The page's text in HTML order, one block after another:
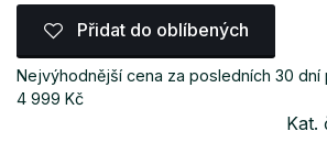
Přidat do oblíbených
Nejvýhodnější cena za posledních 30 dní
4 999 Kč
Kat.